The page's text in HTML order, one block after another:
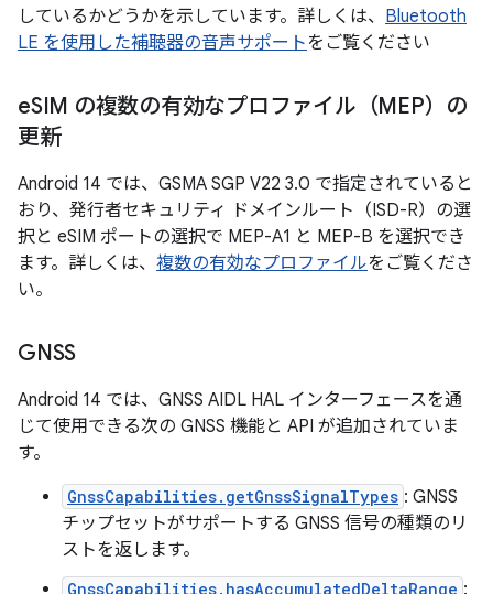
しているかどうかを示しています。詳しくは、 Bluetooth
LE を使用した補聴器の音声サポートをご覧ください
eSIM の複数の有効なプロファイル（MEP）の
更新
Android 14 では、GSMA SGP V22 3.0 で指定されていると
おり、発行者セキュリティ ドメインルート（ISD-R）の選
択と eSIM ポートの選択で MEP-A1 と MEP-B を選択でき
ます。詳しくは、 複数の有効なプロファイルをご覧くださ
い。
GNSS
Android 14 では、GNSS AIDL HAL インターフェースを通
じて使用できる次の GNSS 機能と API が追加されていま
す。
GnssCapabilities.getGnssSignalTypes : GNSS
チップセットがサポートする GNSS 信号の種類のリ
ストを返します。
GnssCapabilities.hasAccumulatedDeltaRange :